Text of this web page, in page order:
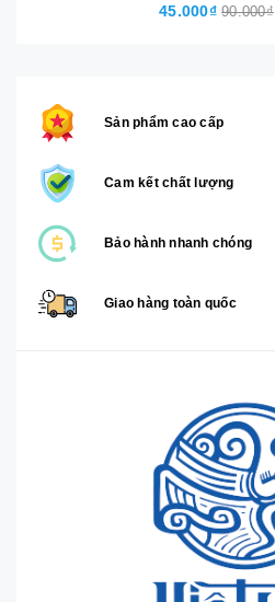
45.000₫ 90.000₫
Sản phẩm cao cấp
Cam kết chất lượng
Bảo hành nhanh chóng
Giao hàng toàn quốc